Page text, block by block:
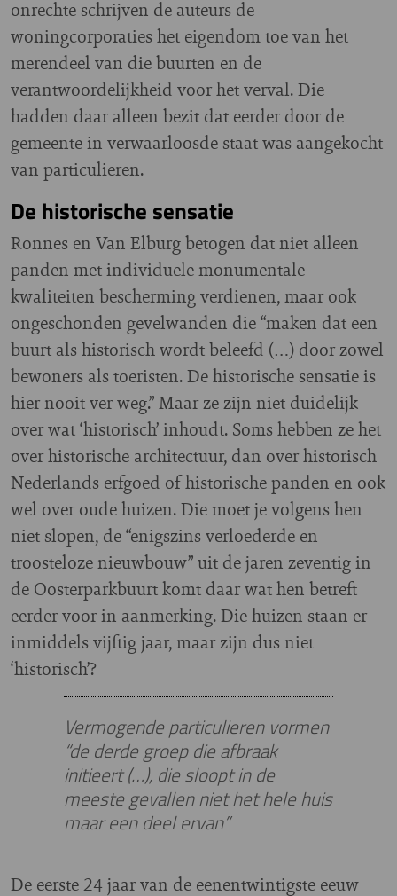
onrechte schrijven de auteurs de
woningcorporaties het eigendom toe van het
merendeel van die buurten en de
verantwoordelijkheid voor het verval. Die
hadden daar alleen bezit dat eerder door de
gemeente in verwaarloosde staat was aangekocht
van particulieren.
De historische sensatie
Ronnes en Van Elburg betogen dat niet alleen
panden met individuele monumentale
kwaliteiten bescherming verdienen, maar ook
ongeschonden gevelwanden die “maken dat een
buurt als historisch wordt beleefd (…) door zowel
bewoners als toeristen. De historische sensatie is
hier nooit ver weg.” Maar ze zijn niet duidelijk
over wat ‘historisch’ inhoudt. Soms hebben ze het
over historische architectuur, dan over historisch
Nederlands erfgoed of historische panden en ook
wel over oude huizen. Die moet je volgens hen
niet slopen, de “enigszins verloederde en
troosteloze nieuwbouw” uit de jaren zeventig in
de Oosterparkbuurt komt daar wat hen betreft
eerder voor in aanmerking. Die huizen staan er
inmiddels vijftig jaar, maar zijn dus niet
‘historisch’?
Vermogende particulieren vormen
“de derde groep die afbraak
initieert (…), die sloopt in de
meeste gevallen niet het hele huis
maar een deel ervan”
De eerste 24 jaar van de eenentwintigste eeuw